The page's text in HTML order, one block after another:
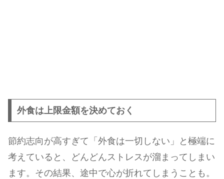
外食は上限金額を決めておく
節約志向が高すぎて「外食は一切しない」と極端に
考えていると、どんどんストレスが溜まってしまい
ます。その結果、途中で心が折れてしまうことも。